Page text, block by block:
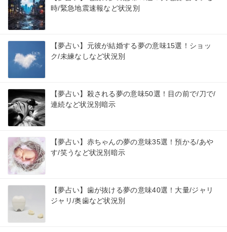
時/緊急地震速報など状況別
【夢占い】元彼が結婚する夢の意味15選！ショッ
ク/未練なしなど状況別
【夢占い】殺される夢の意味50選！目の前で/刀で/
連続など状況別暗示
【夢占い】赤ちゃんの夢の意味35選！預かる/あや
す/笑うなど状況別暗示
【夢占い】歯が抜ける夢の意味40選！大量/ジャリ
ジャリ/奥歯など状況別